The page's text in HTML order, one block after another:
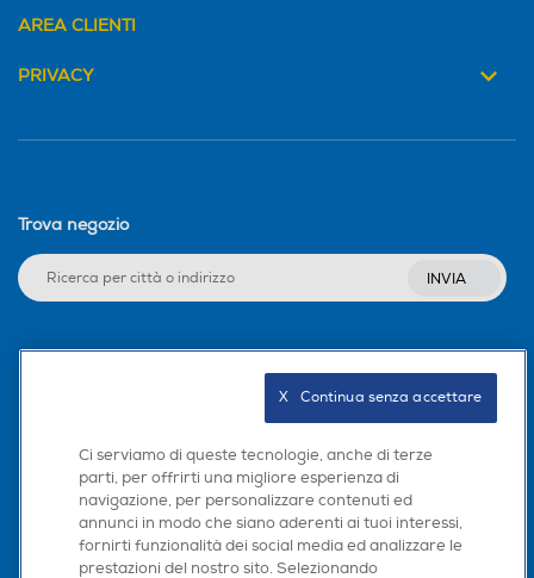
AREA CLIENTI
PRIVACY
Trova negozio
INVIA
Scarica la nostra app
Ci serviamo di queste tecnologie, anche di terze
parti, per offrirti una migliore esperienza di
navigazione, per personalizzare contenuti ed
annunci in modo che siano aderenti ai tuoi interessi,
fornirti funzionalità dei social media ed analizzare le
prestazioni del nostro sito. Selezionando
X   Continua senza accettare